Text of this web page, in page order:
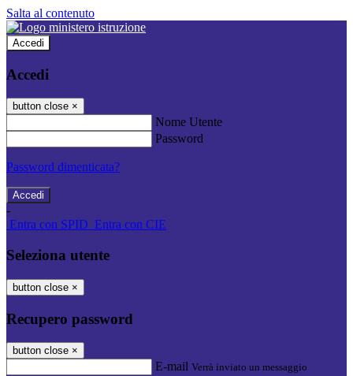
Salta al contenuto
Accedi
Accedi
button close ×
Nome Utente
Password
Password dimenticata?
-
Entra con SPID Entra con CIE
Seleziona utente
button close ×
Recupero password
button close ×
E-mail Verrà inviato un messaggio